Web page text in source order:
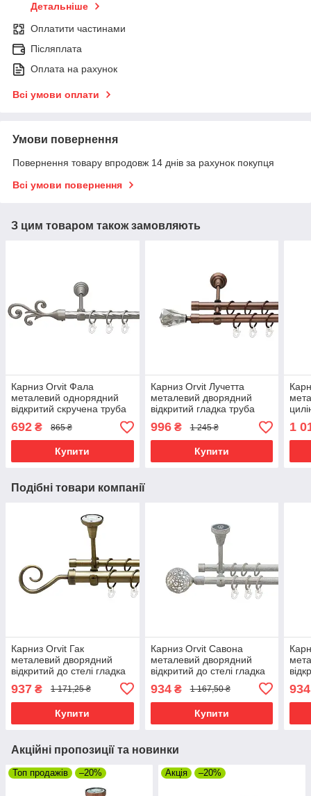
Детальніше
Оплатити частинами
Післяплата
Оплата на рахунок
Всі умови оплати
Умови повернення
Повернення товару впродовж 14 днів за рахунок покупця
Всі умови повернення
З цим товаром також замовляють
Карниз Orvit Фала
металевий однорядний
відкритий скручена труба
кільце металеве Сатин 16
мм 240 см (00-00022795)
692 ₴ 865 ₴
Купити
Карниз Orvit Лучетта
металевий дворядний
відкритий гладка труба
19\19 мм 200 см (00-
00012099)
996₴ 1 245 ₴
Купити
(00-
1
Подібні товари компанії
Карниз Orvit Гак
металевий дворядний
відкритий до стелі гладка
Антик 25\16 мм 200 см
(00-00018491)
937 ₴ 1 171,25 ₴
Купити
Карниз Orvit Савона
металевий дворядний
відкритий до стелі гладка
Біле Золото 16\16 мм 200
см (00-00015911)
934₴ 1 167,50 ₴
Купити
см
934
Акційні пропозиції та новинки
Топ продажів –20% Акція –20%